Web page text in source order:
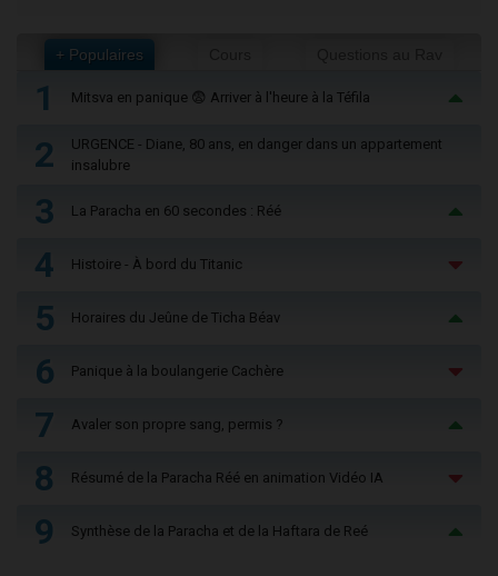
+ Populaires
1 Mitsva en panique 😨 Arriver à l'heure à la Téfila
2
URGENCE - Diane, 80 ans, en danger dans un appartement
insalubre
3 La Paracha en 60 secondes : Réé
4 Histoire - À bord du Titanic
5 Horaires du Jeûne de Ticha Béav
6 Panique à la boulangerie Cachère
7 Avaler son propre sang, permis ?
8 Résumé de la Paracha Réé en animation Vidéo IA
9 Synthèse de la Paracha et de la Haftara de Reé